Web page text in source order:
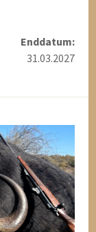
Enddatum:
31.03.2027